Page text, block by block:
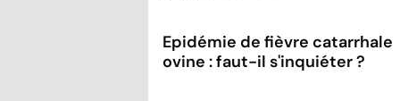
Epidémie de fièvre catarrhale
ovine : faut-il s'inquiéter ?